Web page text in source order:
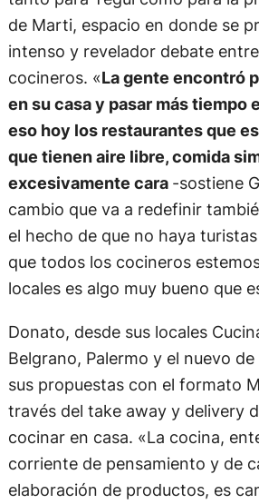
de Marti, espacio en donde se
intenso y revelador debate
cocineros. «La gente encontró
en su casa y pasar más tiempo
eso hoy los restaurantes que
que tienen aire libre, comida
excesivamente cara -sostiene
cambio que va a redefinir
el hecho de que no haya
que todos los cocineros
locales es algo muy bueno que
Donato, desde sus locales
Belgrano, Palermo y el nuevo
sus propuestas con el formato
través del take away y delivery
cocinar en casa. «La cocina,
corriente de pensamiento y de
elaboración de productos, es